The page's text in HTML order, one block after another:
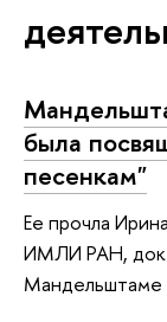
была
песенкам"
Ее прочла
ИМЛИ РАН,
Мандельштаме